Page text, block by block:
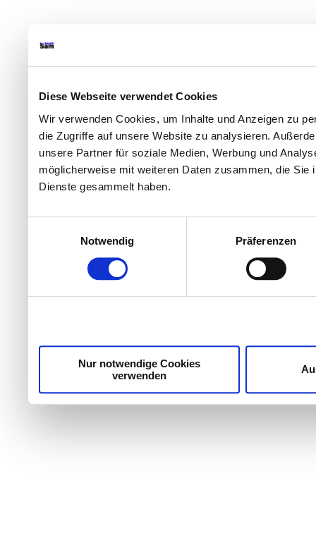
Diese Webseite verwendet Cookies
Wir verwenden Cookies, um Inhalte und Anzeigen zu
die Zugriffe auf unsere Website zu analysieren.
unsere Partner für soziale Medien, Werbung und
möglicherweise mit weiteren Daten zusammen, die
Dienste gesammelt haben.
Notwendig
Präferenzen
Nur notwendige Cookies
verwenden